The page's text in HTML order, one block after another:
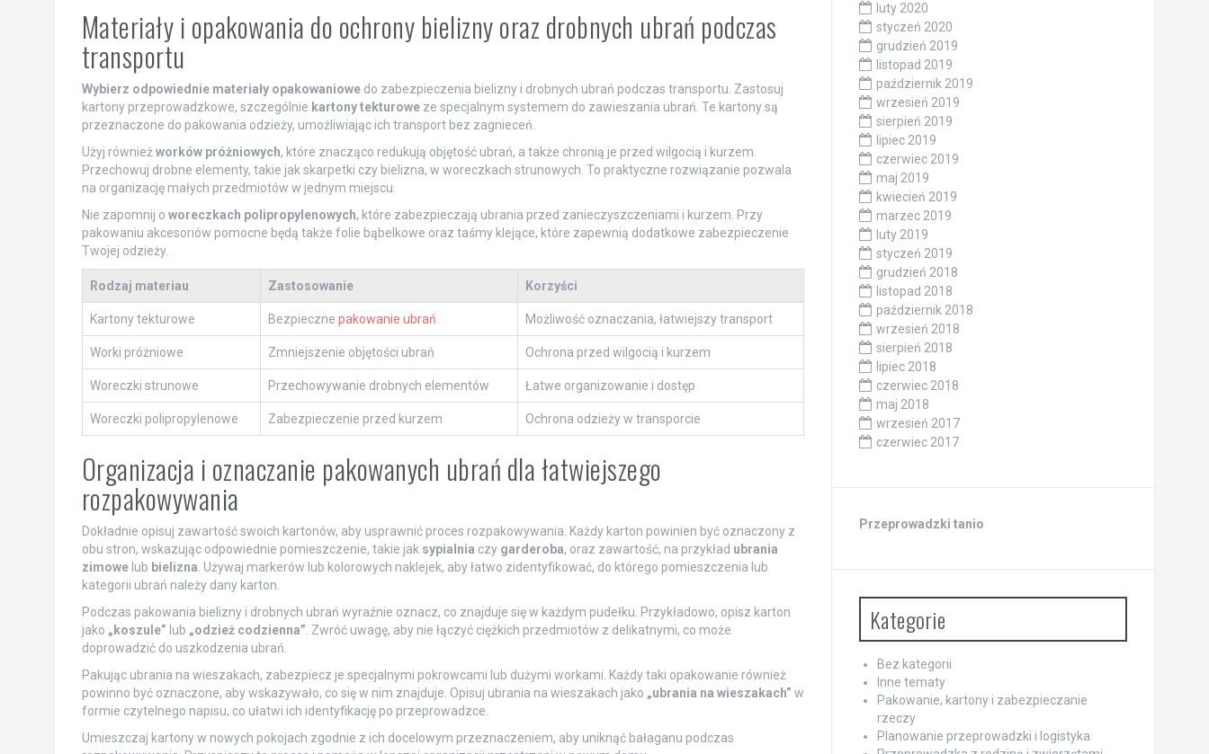
Materiały i opakowania do ochrony bielizny oraz drobnych ubrań podczas
transportu
Wybierz odpowiednie materiały opakowaniowedo zabezpieczenia bielizny i drobnych ubrań podczas transportu. Zastosuj
kartony przeprowadzkowe, szczególnie kartony tekturoweze specjalnym systemem do zawieszania ubrań. Te kartony są
przeznaczone do pakowania odzieży, umożliwiając ich transport bez zagnieceń.
Użyj również worków próżniowych, które znacząco redukują objętość ubrań, a także chronią je przed wilgocią i kurzem.
Przechowuj drobne elementy, takie jak skarpetki czy bielizna, w woreczkach strunowych. To praktyczne rozwiązanie pozwala
na organizację małych przedmiotów w jednym miejscu.
Nie zapomnij o woreczkach polipropylenowych, które zabezpieczają ubrania przed zanieczyszczeniami i kurzem. Przy
pakowaniu akcesoriów pomocne będą także folie bąbelkowe oraz taśmy klejące, które zapewnią dodatkowe zabezpieczenie
Twojej odzieży.
Rodzaj materiau Zastosowanie Korzyści
Kartony tekturowe Bezpieczne pakowanie ubrań Możliwość oznaczania, łatwiejszy transport
Worki próżniowe Zmniejszenie objętości ubrań Ochrona przed wilgocią i kurzem
Woreczki strunowe Przechowywanie drobnych elementów Łatwe organizowanie i dostęp
Woreczki polipropylenowe Zabezpieczenie przed kurzem Ochrona odzieży w transporcie
Organizacja i oznaczanie pakowanych ubrań dla łatwiejszego
rozpakowywania
Dokładnie opisuj zawartość swoich kartonów, aby usprawnić proces rozpakowywania. Każdy karton powinien być oznaczony z
obu stron, wskazując odpowiednie pomieszczenie, takie jak sypialnia czy garderoba, oraz zawartość, na przykład ubrania
zimowelub bielizna . Używaj markerów lub kolorowych naklejek, aby łatwo zidentyfikować, do którego pomieszczenia lub
kategorii ubrań należy dany karton.
Podczas pakowania bielizny i drobnych ubrań wyraźnie oznacz, co znajduje się w każdym pudełku. Przykładowo, opisz karton
jako „koszule” lub „odzież codzienna” . Zwróć uwagę, aby nie łączyć ciężkich przedmiotów z delikatnymi, co może
doprowadzić do uszkodzenia ubrań.
Pakując ubrania na wieszakach, zabezpiecz je specjalnymi pokrowcami lub dużymi workami. Każdy taki opakowanie również
powinno być oznaczone, aby wskazywało, co się w nim znajduje. Opisuj ubrania na wieszakach jako „ubrania na wieszakach” w
formie czytelnego napisu, co ułatwi ich identyfikację po przeprowadzce.
Umieszczaj kartony w nowych pokojach zgodnie z ich docelowym przeznaczeniem, aby uniknąć bałaganu podczas
luty 2020
styczeń 2020
grudzień 2019
listopad 2019
październik 2019
wrzesień 2019
sierpień 2019
lipiec 2019
czerwiec 2019
maj 2019
kwiecień 2019
marzec 2019
luty 2019
styczeń 2019
grudzień 2018
listopad 2018
październik 2018
wrzesień 2018
sierpień 2018
lipiec 2018
czerwiec 2018
maj 2018
wrzesień 2017
czerwiec 2017
Przeprowadzki tanio
Kategorie
Bez kategorii
Inne tematy
Pakowanie, kartony i zabezpieczanie
rzeczy
Planowanie przeprowadzki i logistyka